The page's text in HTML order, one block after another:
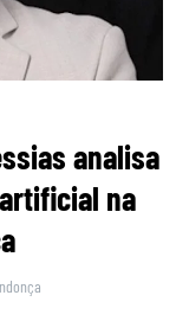
analisa
na